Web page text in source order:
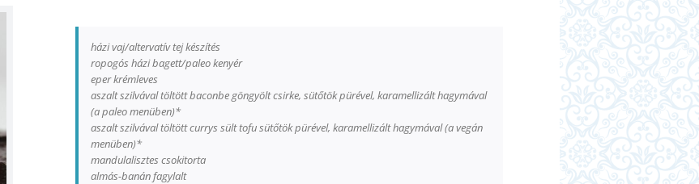
házi vaj/altervatív tej készítés
ropogós házi bagett/paleo kenyér
eper krémleves
aszalt szilvával töltött baconbe göngyölt csirke, sütőtök pürével, karamellizált hagymával
(a paleo menüben)*
aszalt szilvával töltött currys sült tofu sütőtök pürével, karamellizált hagymával (a vegán
menüben)*
mandulalisztes csokitorta
almás-banán fagylalt